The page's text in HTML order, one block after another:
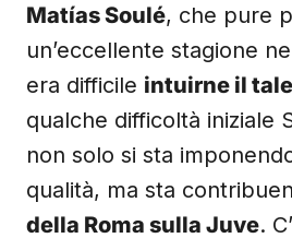
Matías Soulé, che pure
un’eccellente stagione
era difficile intuirne il
qualche difficoltà iniziale
non solo si sta
qualità, ma sta
della Roma sulla Juve.